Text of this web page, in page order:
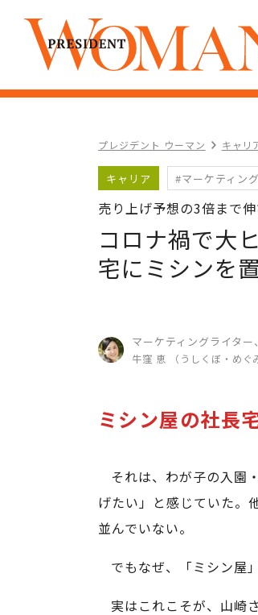
プレジデント ウーマン キャリ
キャリア #マーケティング
売り上げ予想の3倍まで
コロナ禍で大
宅にミシンを
マーケティングライタ
牛窪 恵 （うしくぼ・めぐ
ミシン屋の社長
それは、わが子の入園
げたい」と感じていた。
並んでいない。
でもなぜ、「ミシン屋
実はこれこそが、山崎